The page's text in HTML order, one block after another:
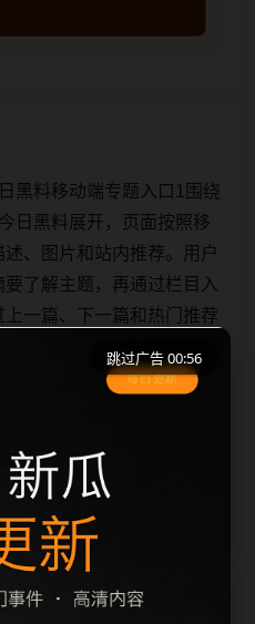
黑料移动端专题入口1围绕
日黑料展开，页面按照移
、图片和站内推荐。用户
了解主题，再通过栏目入
一篇、下一篇和热门推荐
点同步发布完全相同的标
片本地化、坏图默认图兜
跳过广告 00:56